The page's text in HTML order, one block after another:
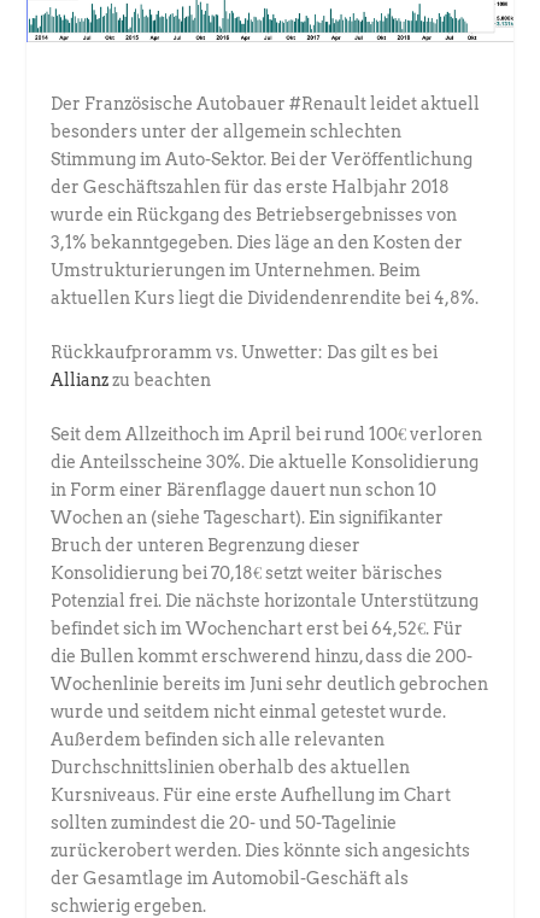
Der Französische Autobauer #Renault leidet aktuell
besonders unter der allgemein schlechten
Stimmung im Auto-Sektor. Bei der Veröffentlichung
der Geschäftszahlen für das erste Halbjahr 2018
wurde ein Rückgang des Betriebsergebnisses von
3,1% bekanntgegeben. Dies läge an den Kosten der
Umstrukturierungen im Unternehmen. Beim
aktuellen Kurs liegt die Dividendenrendite bei 4,8%.
Rückkaufproramm vs. Unwetter: Das gilt es bei
Allianzzu beachten
Seit dem Allzeithoch im April bei rund 100€ verloren
die Anteilsscheine 30%. Die aktuelle Konsolidierung
in Form einer Bärenflagge dauert nun schon 10
Wochen an (siehe Tageschart). Ein signifikanter
Bruch der unteren Begrenzung dieser
Konsolidierung bei 70,18€ setzt weiter bärisches
Potenzial frei. Die nächste horizontale Unterstützung
befindet sich im Wochenchart erst bei 64,52€. Für
die Bullen kommt erschwerend hinzu, dass die 200-
Wochenlinie bereits im Juni sehr deutlich gebrochen
wurde und seitdem nicht einmal getestet wurde.
Außerdem befinden sich alle relevanten
Durchschnittslinien oberhalb des aktuellen
Kursniveaus. Für eine erste Aufhellung im Chart
sollten zumindest die 20- und 50-Tagelinie
zurückerobert werden. Dies könnte sich angesichts
der Gesamtlage im Automobil-Geschäft als
schwierig ergeben.